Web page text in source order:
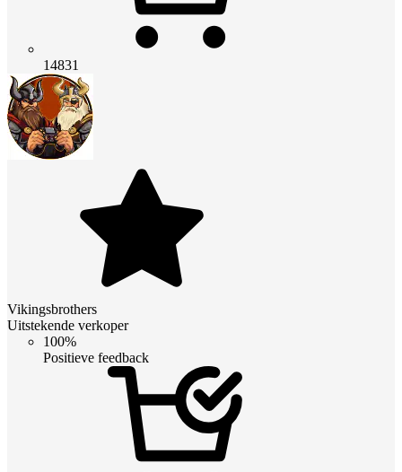
14831
Vikingsbrothers
Uitstekende verkoper
100%
Positieve feedback